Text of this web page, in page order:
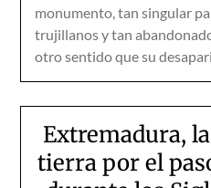
monumento, tan singular
trujillanos y tan
otro sentido que su
Extremadura,
tierra por el